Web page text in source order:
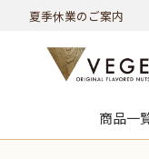
夏季休業のご案内
商品一